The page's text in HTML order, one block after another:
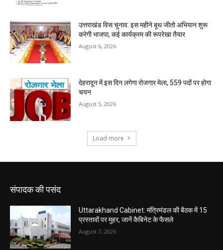
संपादक की पसंद
Uttarakhand Cabinet: मंत्रिमंडल की बैठक में 15
प्रस्तावों पर मुहर, जानें कैबिनेट के फैसले
August 7, 2026